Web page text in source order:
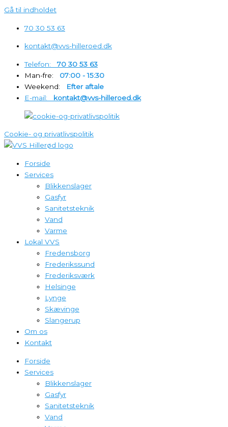
Gå til indholdet
70 30 53 63
kontakt@vvs-hilleroed.dk
70 30 53 63
07:00 - 15:30
Efter aftale
kontakt@vvs-hilleroed.dk
Cookie- og privatlivspolitik
Forside
Services
Blikkenslager
Gasfyr
Sanitetsteknik
Vand
Varme
Lokal VVS
Fredensborg
Frederikssund
Frederiksværk
Helsinge
Lynge
Skævinge
Slangerup
Om os
Kontakt
Forside
Services
Blikkenslager
Gasfyr
Sanitetsteknik
Vand